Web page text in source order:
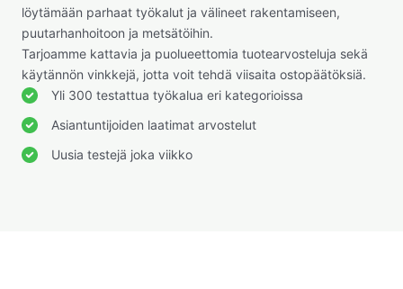
löytämään parhaat työkalut ja välineet rakentamiseen,
puutarhanhoitoon ja metsätöihin.
Tarjoamme kattavia ja puolueettomia tuotearvosteluja sekä
käytännön vinkkejä, jotta voit tehdä viisaita ostopäätöksiä.
Yli 300 testattua työkalua eri kategorioissa
Asiantuntijoiden laatimat arvostelut
Uusia testejä joka viikko